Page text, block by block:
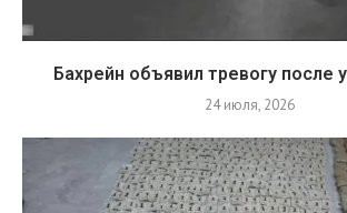
Бахрейн объявил тревогу после
24 июля, 2026